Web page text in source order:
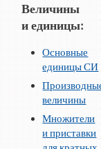
Величины
и единицы:
Основные
единицы СИ
величины
Множители
и приставки